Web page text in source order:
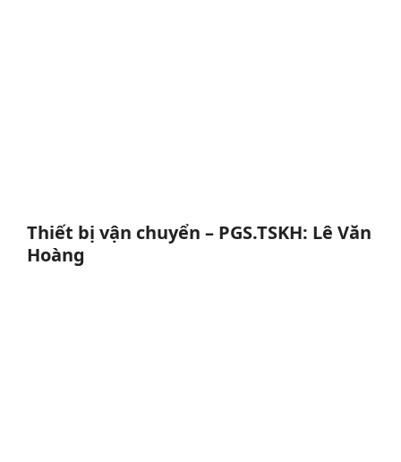
Thiết bị vận chuyển – PGS.TSKH: Lê Văn
Hoàng